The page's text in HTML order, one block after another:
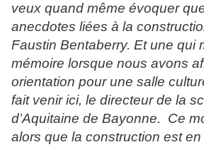
veux quand même évoquer
anecdotes liées à la
Faustin Bentaberry. Et une qui
mémoire lorsque nous avons
orientation pour une salle
fait venir ici, le directeur de la
d’Aquitaine de Bayonne. Ce
alors que la construction est